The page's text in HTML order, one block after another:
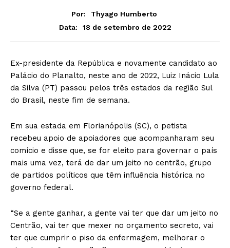
Por:
Thyago Humberto
Data:
18 de setembro de 2022
Ex-presidente da República e novamente candidato ao
Palácio do Planalto, neste ano de 2022, Luiz Inácio Lula
da Silva (PT) passou pelos três estados da região Sul
do Brasil, neste fim de semana.
Em sua estada em Florianópolis (SC), o petista
recebeu apoio de apoiadores que acompanharam seu
comício e disse que, se for eleito para governar o país
mais uma vez, terá de dar um jeito no centrão, grupo
de partidos políticos que têm influência histórica no
governo federal.
“Se a gente ganhar, a gente vai ter que dar um jeito no
Centrão, vai ter que mexer no orçamento secreto, vai
ter que cumprir o piso da enfermagem, melhorar o